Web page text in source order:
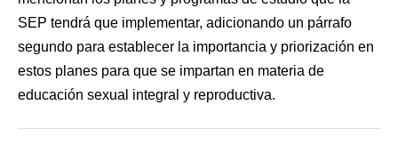
SEP tendrá que implementar, adicionando un párrafo
segundo para establecer la importancia y priorización en
estos planes para que se impartan en materia de
educación sexual integral y reproductiva.